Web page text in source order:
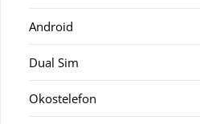
Android
Dual Sim
Okostelefon